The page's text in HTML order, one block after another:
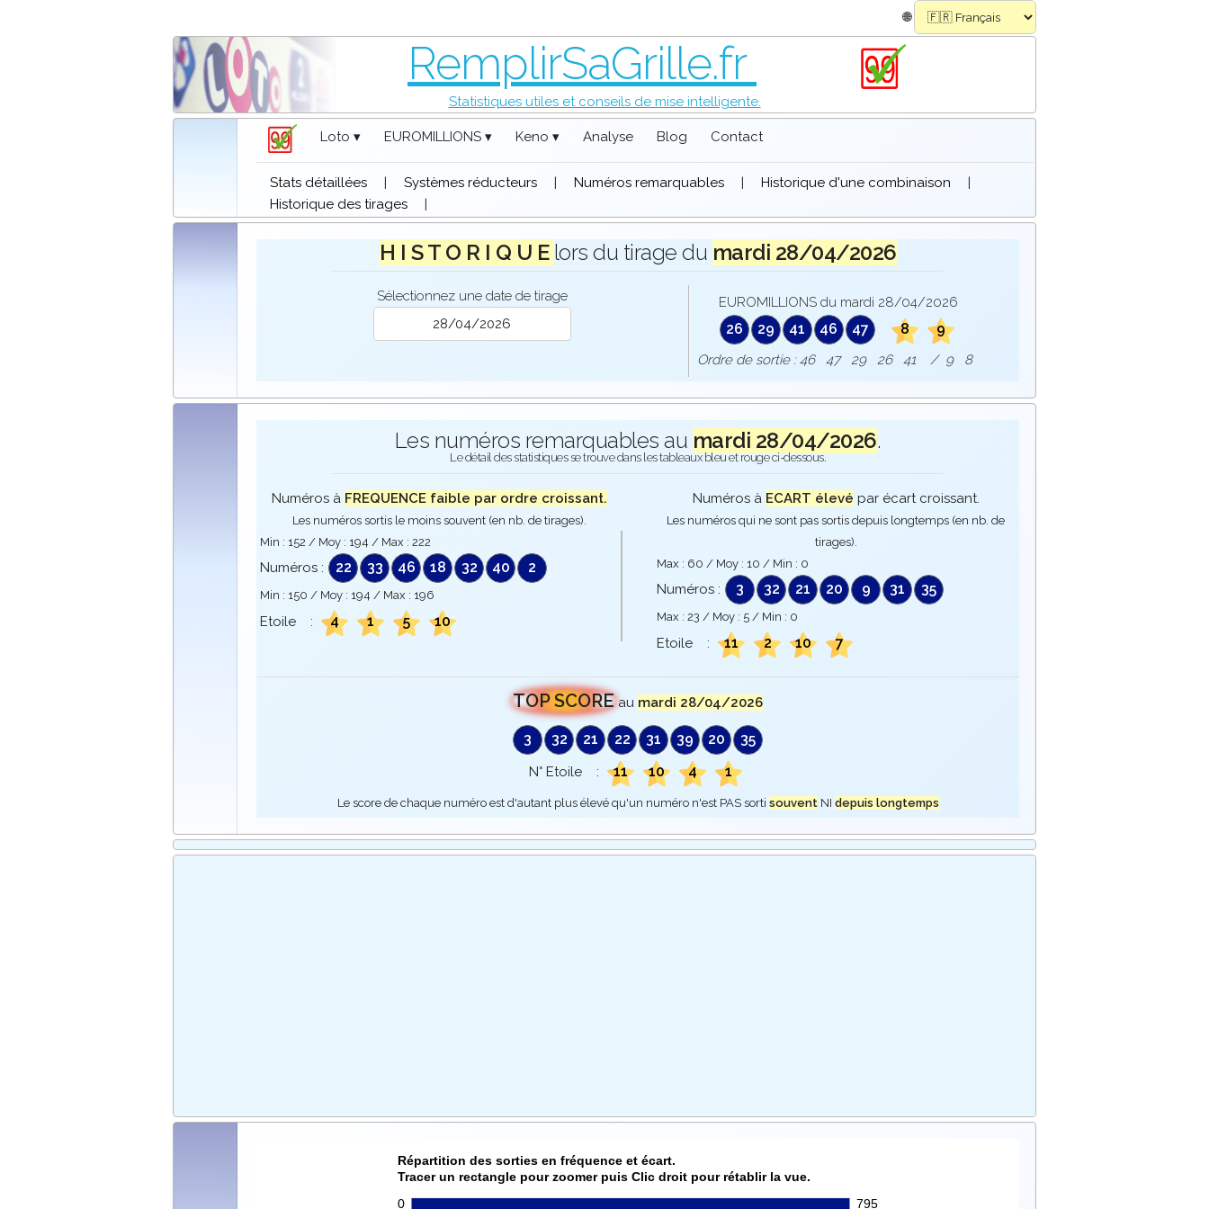
🌐
RemplirSaGrille.fr
Statistiques utiles et conseils de mise intelligente.
Loto ▾ EUROMILLIONS ▾ Keno ▾ Analyse Blog Contact
Stats détaillées | Systèmes réducteurs | Numéros remarquables | Historique d'une combinaison
|
Historique des tirages
|
H I S T O R I Q U E lors du tirage du mardi 28/04/2026
Sélectionnez une date de tirage EUROMILLIONS du mardi 28/04/2026
26 29 41 46 47 8 9
Ordre de sortie : 46 47 29 26 41 / 9 8
Les numéros remarquables au mardi 28/04/2026.
Le détail des statistiques se trouve dans les tableaux bleu et rouge ci-dessous.
Numéros à FREQUENCE faible par ordre croissant.
Les numéros sortis le moins souvent (en nb. de tirages).
Min : 152 / Moy : 194 / Max :222
Numéros : 22 33 46 18 32 40 2
Min : 150 / Moy : 194 / Max : 196
Etoile : 4 1 5 10
Numéros à ECART élevé par écart croissant.
Les numéros qui ne sont pas sortis depuis longtemps (en nb. de
tirages).
Max : 60 / Moy : 10 / Min : 0
Numéros : 3 32 21 20 9 31 35
Max : 23 / Moy : 5 / Min : 0
Etoile : 11 2 10 7
TOP SCORE au mardi 28/04/2026
3 32 21 22 31 39 20 35
N° Etoile : 11 10 4 1
Le score de chaque numéro est d'autant plus élevé qu'un numéro n'est PAS sorti souventNI depuis longtemps
Répartition des sorties en fréquence et écart.
Tracer un rectangle pour zoomer puis Clic droit pour rétablir la vue.
0
795